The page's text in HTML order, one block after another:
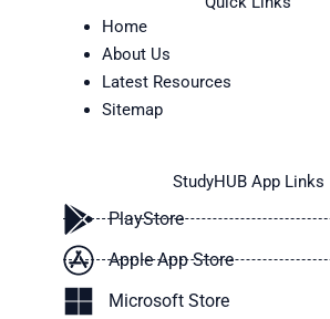
Home
About Us
Latest Resources
Sitemap
StudyHUB App Links
PlayStore
Apple App Store
Microsoft Store